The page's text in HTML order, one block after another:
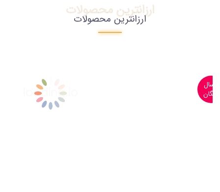
ارزانترین محصولات
ارزانترین محصولات
ارسال
رایگان